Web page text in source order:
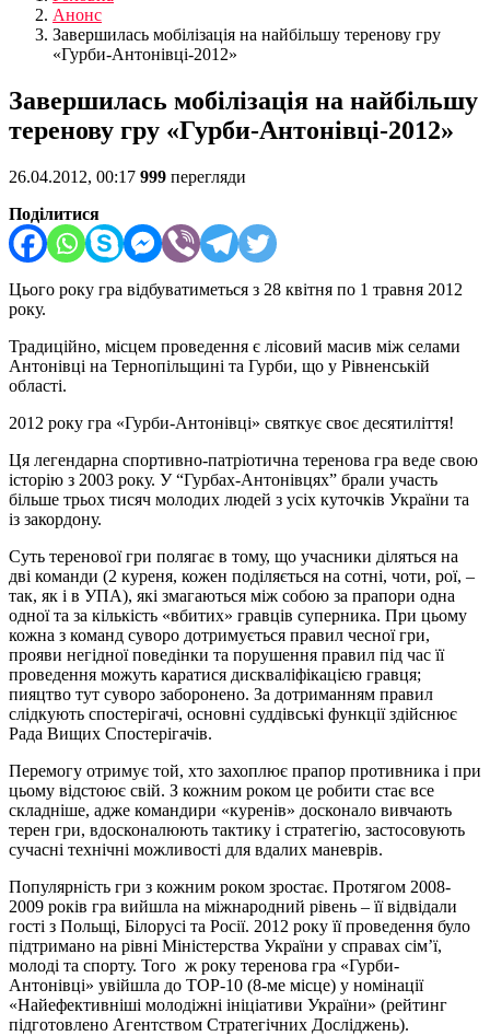
Анонс
Завершилась мобілізація на найбільшу теренову гру
«Гурби-Антонівці-2012»
Завершилась мобілізація на найбільшу
теренову гру «Гурби-Антонівці-2012»
26.04.2012, 00:17 999 перегляди
Поділитися
Цього року гра відбуватиметься з 28 квітня по 1 травня 2012
року.
Традиційно, місцем проведення є лісовий масив між селами
Антонівці на Тернопільщині та Гурби, що у Рівненській
області.
2012 року гра «Гурби-Антонівці» святкує своє десятиліття!
Ця легендарна спортивно-патріотична теренова гра веде свою
історію з 2003 року. У “Гурбах-Антонівцях” брали участь
більше трьох тисяч молодих людей з усіх куточків України та
із закордону.
Суть теренової гри полягає в тому, що учасники діляться на
дві команди (2 куреня, кожен поділяється на сотні, чоти, рої, –
так, як і в УПА), які змагаються між собою за прапори одна
одної та за кількість «вбитих» гравців суперника. При цьому
кожна з команд суворо дотримується правил чесної гри,
прояви негідної поведінки та порушення правил під час її
проведення можуть каратися дискваліфікацією гравця;
пияцтво тут суворо заборонено. За дотриманням правил
слідкують спостерігачі, основні суддівські функції здійснює
Рада Вищих Спостерігачів.
Перемогу отримує той, хто захоплює прапор противника і при
цьому відстоює свій. З кожним роком це робити стає все
складніше, адже командири «куренів» досконало вивчають
терен гри, вдосконалюють тактику і стратегію, застосовують
сучасні технічні можливості для вдалих маневрів.
Популярність гри з кожним роком зростає. Протягом 2008-
2009 років гра вийшла на міжнародний рівень – її відвідали
гості з Польщі, Білорусі та Росії. 2012 року її проведення було
підтримано на рівні Міністерства України у справах сім’ї,
молоді та спорту. Того ж року теренова гра «Гурби-
Антонівці» увійшла до TOP-10 (8-ме місце) у номінації
«Найефективніші молодіжні ініціативи України» (рейтинг
підготовлено Агентством Стратегічних Досліджень).